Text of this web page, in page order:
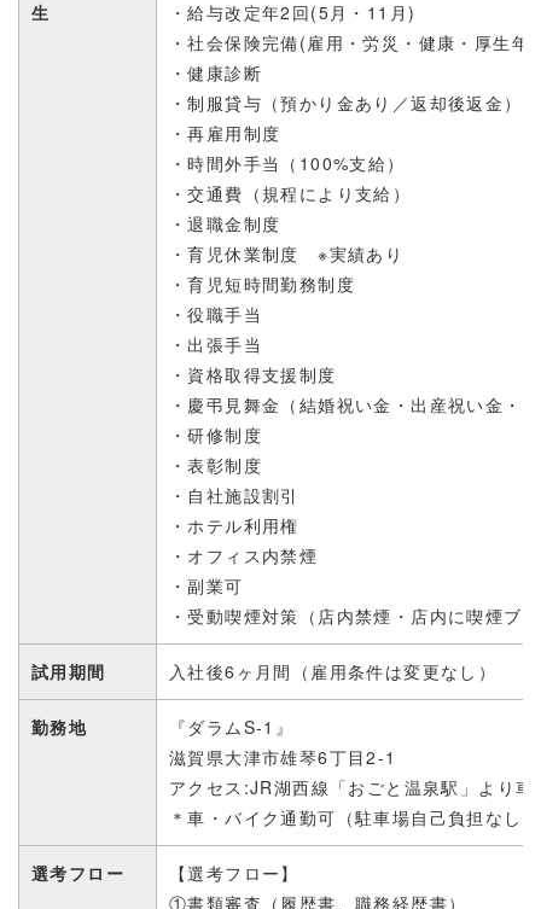
生
・給与改定年2回(5月・11月)
・社会保険完備(雇用・労災・健康・厚生年
・健康診断
・制服貸与（預かり金あり／返却後返金）
・再雇用制度
・時間外手当（100%支給）
・交通費 （ 規程により支給）
・退職金制度
・育児休業制度 ※実績あり
・育児短時間勤務制度
・役職手当
・出張手当
・資格取得支援制度
・慶弔見舞金（結婚祝い金・出産祝い金・
・研修制度
・表彰制度
・自社施設割引
・ホテル利用権
・オフィス内禁煙
・副業可
・受動喫煙対策（店内禁煙・店内に喫煙ブ
試用期間 入社後6ヶ月間（雇用条件は変更なし）
勤務地
『ダラムS-1』
滋賀県大津市雄琴6丁目2-1
アクセス:JR湖西線「おごと温泉駅」より車
＊車・バイク通勤可（駐車場自己負担なし）
選考フロー
【選考フロー】
①書類審査（履歴書、職務経歴書）